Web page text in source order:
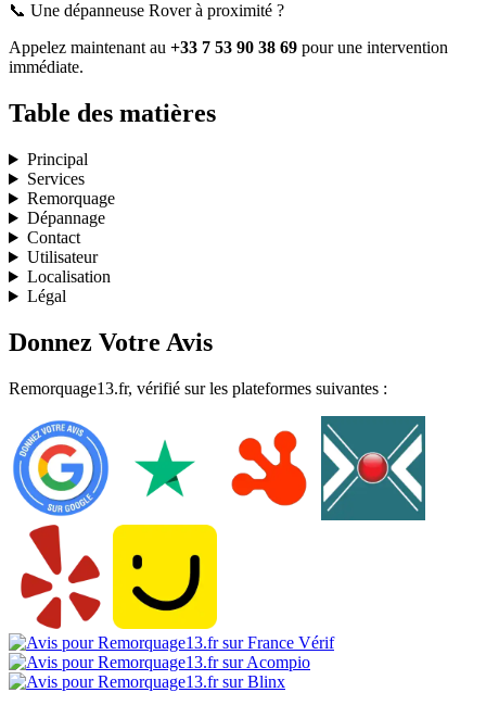
📞 Une dépanneuse Roverà proximité ?
Appelez maintenant au +33 7 53 90 38 69 pour une intervention
immédiate.
Table des matières
Principal
Services
Remorquage
Dépannage
Contact
Utilisateur
Localisation
Légal
Donnez Votre Avis
Remorquage13.fr, vérifié sur les plateformes suivantes :